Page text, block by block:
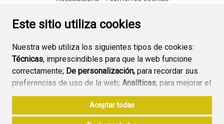
Este sitio utiliza cookies
Nuestra web utiliza los siguientes tipos de cookies:
Técnicas, imprescindibles para que la web funcione
correctamente; De personalización, para recordar sus
preferencias de uso de la web; Analíticas, para mejorar el
funcionamiento de la web y sus servicios.
Si acepta pulsando el botón“Aceptar todas”
Aceptar todas